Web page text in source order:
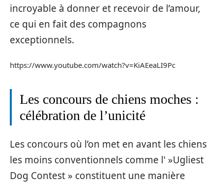
incroyable à donner et recevoir de l’amour,
ce qui en fait des compagnons
exceptionnels.
https://www.youtube.com/watch?v=KiAEeaLI9Pc
Les concours de chiens moches :
célébration de l’unicité
Les concours où l’on met en avant les chiens
les moins conventionnels comme l' »Ugliest
Dog Contest » constituent une manière